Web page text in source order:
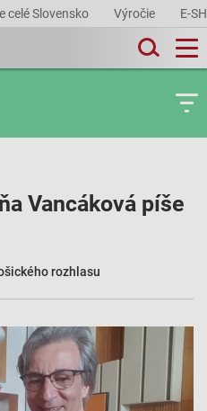
celé Slovensko Výročie E-
Vancáková píše
rozhlasu